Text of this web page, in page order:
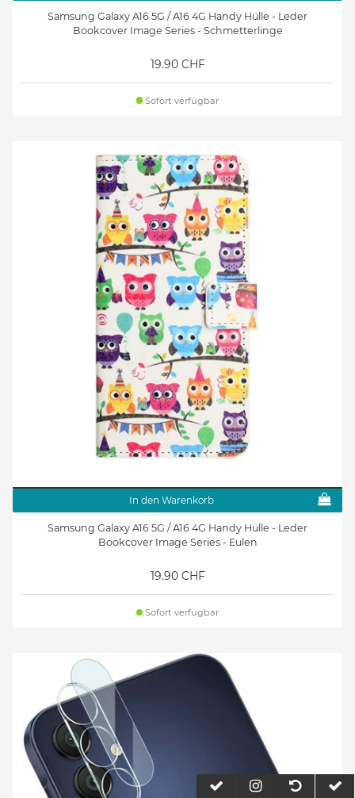
Samsung Galaxy A16 5G / A16 4G Handy Hülle - Leder
Bookcover Image Series - Schmetterlinge
19.90 CHF
Sofort verfügbar
In den Warenkorb
Samsung Galaxy A16 5G / A16 4G Handy Hülle - Leder
Bookcover Image Series - Eulen
19.90 CHF
Sofort verfügbar